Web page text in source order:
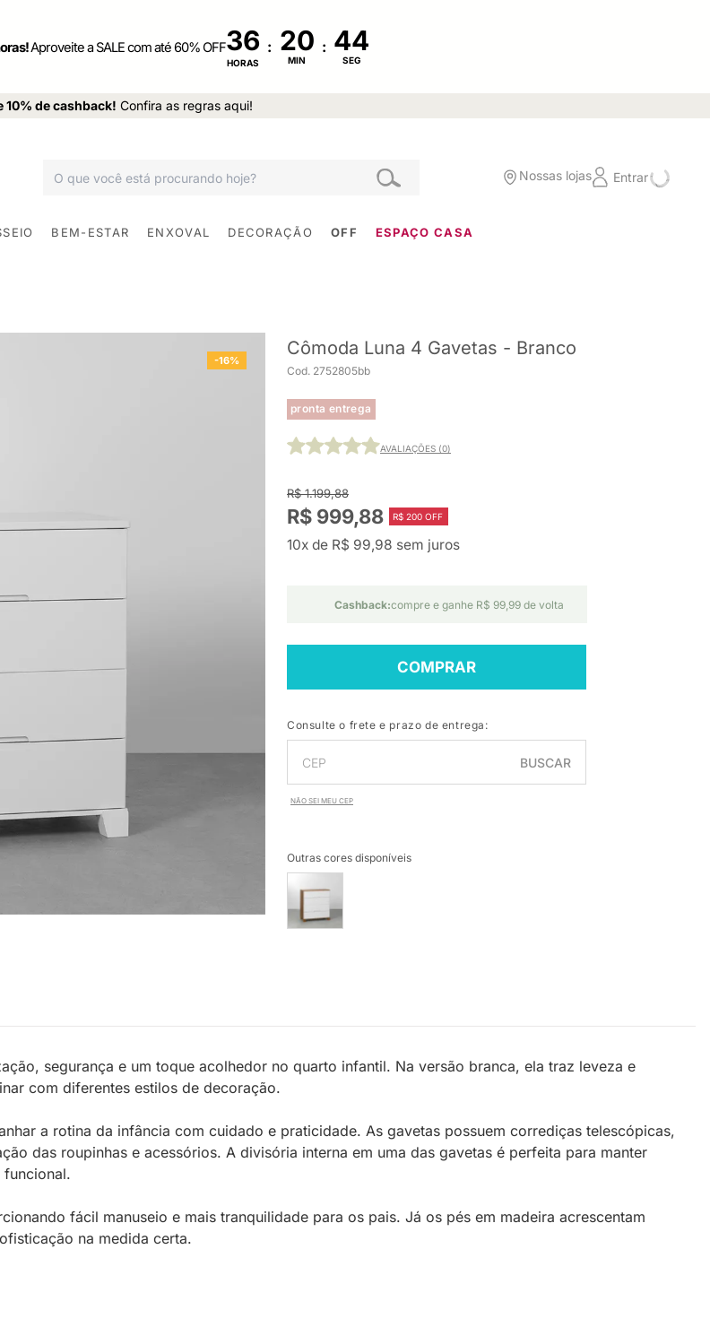
Aproveite a SALE com até 60% OFF36
HORAS
:
MIN
:
SEG
10% de cashback! Confira as regras aqui!
Nossas lojas Entrar
BEM-ESTAR ENXOVAL DECORAÇÃO OFF ESPAÇO CASA
-16%
Cômoda Luna 4 Gavetas - Branco
Cod. 2752805bb
pronta entrega
AVALIAÇÕES (0)
R$ 1.199,88
R$ 999,88 R$ 200 OFF
10x de R$ 99,98 sem juros
Cashback:compre e ganhe R$ 99,99 de volta
COMPRAR
Consulte o frete e prazo de entrega:
BUSCAR
NÃO SEI MEU CEP
Outras cores disponíveis
segurança e um toque acolhedor no quarto infantil. Na versão branca, ela traz leveza e
com diferentes estilos de decoração.
a rotina da infância com cuidado e praticidade. As gavetas possuem corrediças telescópicas,
das roupinhas e acessórios. A divisória interna em uma das gavetas é perfeita para manter
funcional.
fácil manuseio e mais tranquilidade para os pais. Já os pés em madeira acrescentam
na medida certa.